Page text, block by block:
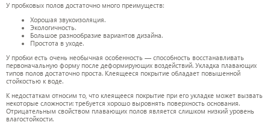
У пробковых полов достаточно много преимуществ:
Хорошая звукоизоляция.
Экологичность.
Большое разнообразие вариантов дизайна.
Простота в уходе.
У пробки есть очень необычная особенность — способность восстанавливать
первоначальную форму после деформирующих воздействий. Укладка плавающих
типов полов достаточно проста. Клеящееся покрытие обладает повышенной
стойкостью к воде.
К недостаткам относим то, что клеящееся покрытие при его укладке может вызвать
некоторые сложности: требуется хорошо выровнять поверхность основания.
Отрицательным свойством плавающих полов является слишком низкий уровень
влагостойкости.